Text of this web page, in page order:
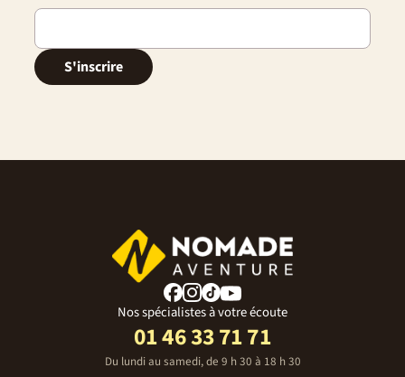
S'inscrire
Nos spécialistes à votre écoute
01 46 33 71 71
Du lundi au samedi, de 9 h 30 à 18 h 30